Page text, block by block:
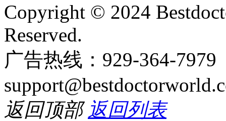
Copyright © 2024
Reserved.
广告热线：929-364-
返回顶部 返回列表